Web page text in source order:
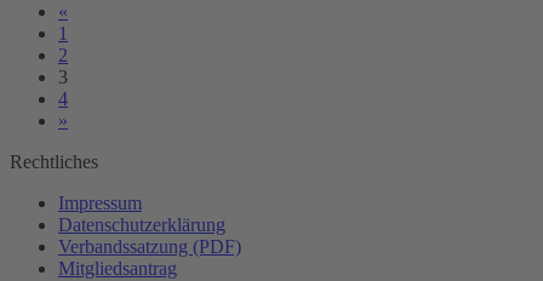
«
1
2
3
4
»
Rechtliches
Impressum
Datenschutzerklärung
Verbandssatzung (PDF)
Mitgliedsantrag